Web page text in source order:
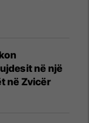
në një
në Zvicër